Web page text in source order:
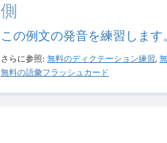
側
この例文の発音を練習します
さらに参照: 無料のディクテーション練習,
無料の語彙フラッシュカード